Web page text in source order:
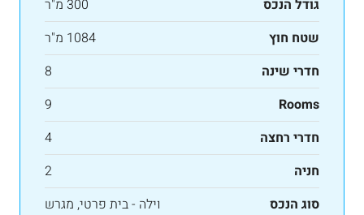
גודל הנכס
300 מ"ר
שטח חוץ
1084 מ"ר
חדרי שינה
8
Rooms
9
חדרי רחצה
4
חניה
2
סוג הנכס
וילה - בית פרטי, מגרש